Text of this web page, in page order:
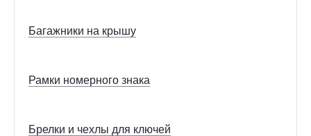
Багажники на крышу
Рамки номерного знака
Брелки и чехлы для ключей